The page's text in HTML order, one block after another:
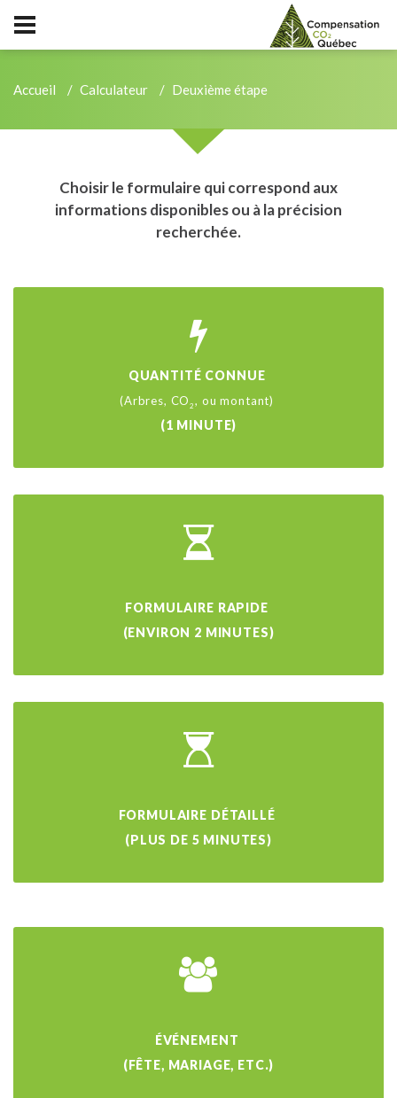
Accueil Calculateur Deuxième étape
Choisir le formulaire qui correspond aux
informations disponibles ou à la précision
recherchée.
QUANTITÉ CONNUE
(Arbres, CO2, ou montant)
(1 MINUTE)
FORMULAIRE RAPIDE
(ENVIRON 2 MINUTES)
FORMULAIRE DÉTAILLÉ
(PLUS DE 5 MINUTES)
ÉVÉNEMENT
(FÊTE, MARIAGE, ETC.)